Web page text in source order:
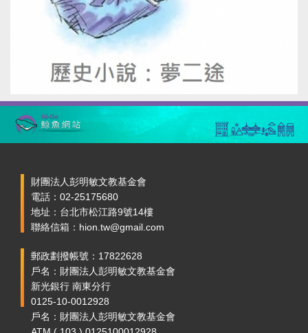
財團法人彭明敏文教基金會
電話：02-25175680
地址：台北市松江路9號14樓
聯絡信箱：hion.tw@gmail.com
郵政劃撥帳號：17822628
戶名：財團法人彭明敏文教基金會
新光銀行 南東分行
0125-10-0012928
戶名：財團法人彭明敏文教基金會